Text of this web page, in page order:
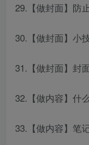
29.【做封面】防
30.【做封面】小
31.【做封面】封
32.【做内容】什
33.【做内容】笔